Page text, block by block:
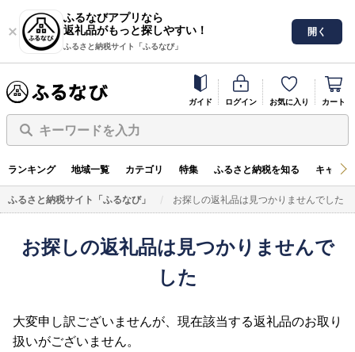
ふるなびアプリなら
返礼品がもっと探しやすい！
ふるさと納税サイト「ふるなび」
開く
ガイド ログイン お気に入り カート
キーワードを入力
ランキング 地域一覧 カテゴリ 特集 ふるさと納税を知る キャン
ふるさと納税サイト「ふるなび」 お探しの返礼品は見つかりませんでした
お探しの返礼品は見つかりませんで
した
大変申し訳ございませんが、現在該当する返礼品のお取り
扱いがございません。